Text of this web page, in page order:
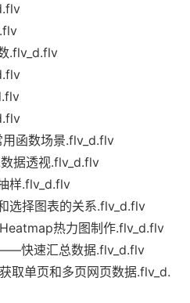
.flv_d.flv
函数场景.flv_d.flv
据透视.flv_d.flv
样.flv_d.flv
选择图表的关系.flv_d.flv
热力图制作.flv_d.flv
快速汇总数据.flv_d.flv
取单页和多页网页数据.flv_d.